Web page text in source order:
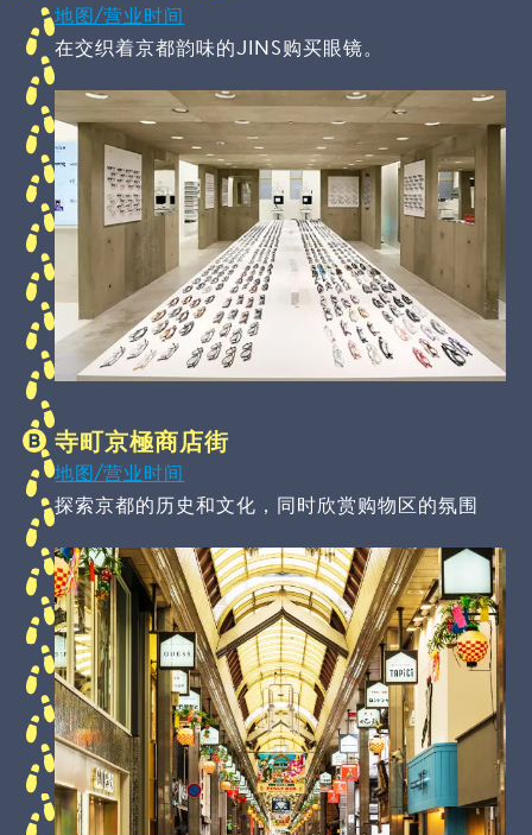
地图/营业时间
在交织着京都韵味的JINS购买眼镜。
寺町京極商店街
地图/营业时间
探索京都的历史和文化，同时欣赏购物区的氛围